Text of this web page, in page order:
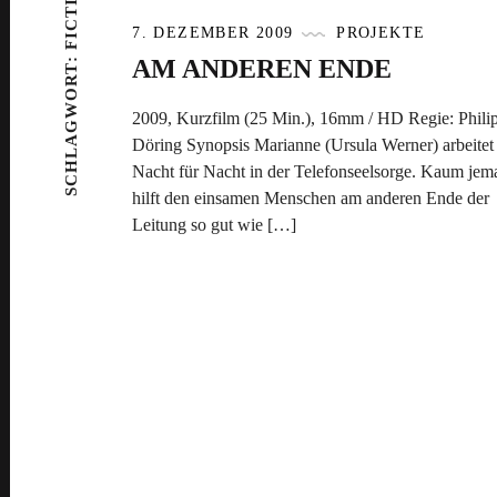
SCHLAGWORT:
7. DEZEMBER 2009 PROJEKTE
AM ANDEREN ENDE
2009, Kurzfilm (25 Min.), 16mm / HD Regie:
Döring Synopsis Marianne (Ursula Werner) arbeitet
Nacht für Nacht in der Telefonseelsorge. Kaum
hilft den einsamen Menschen am anderen Ende der
Leitung so gut wie […]